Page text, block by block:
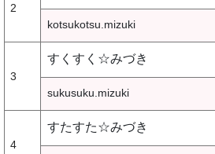
2
kotsukotsu.mizuki
3
すくすく☆みづき
sukusuku.mizuki
4
すたすた☆みづき